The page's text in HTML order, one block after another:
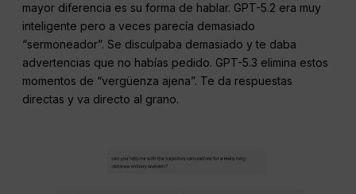
mayor diferencia es su forma de hablar. GPT-5.2 era muy
inteligente pero a veces parecía demasiado
“sermoneador”. Se disculpaba demasiado y te daba
advertencias que no habías pedido. GPT-5.3 elimina estos
momentos de “vergüenza ajena”. Te da respuestas
directas y va directo al grano.